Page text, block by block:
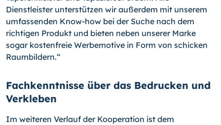
Dienstleister unterstützen wir außerdem mit unserem
umfassenden Know-how bei der Suche nach dem
richtigen Produkt und bieten neben unserer Marke
sogar kosten­freie Werbemotive in Form von schicken
Raumbildern.“
Fachkenntnisse über das Bedrucken und
Verkleben
Im weiteren Verlauf der Kooperation ist dem